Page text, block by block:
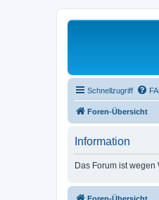
Schnellzugriff
Foren-Übersicht
Information
Das Forum ist
Foren-Übersicht